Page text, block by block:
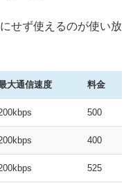
せず使えるのが使い放
大通信速度 料金
500
400
525